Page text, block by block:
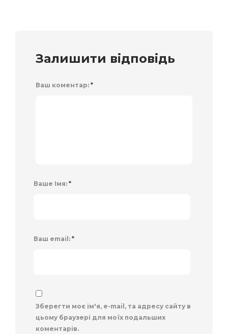
Залишити відповідь
Ваш коментар: *
Ваше Імя: *
Ваш email: *
Зберегти моє ім'я, e-mail, та адресу сайту в
цьому браузері для моїх подальших
коментарів.